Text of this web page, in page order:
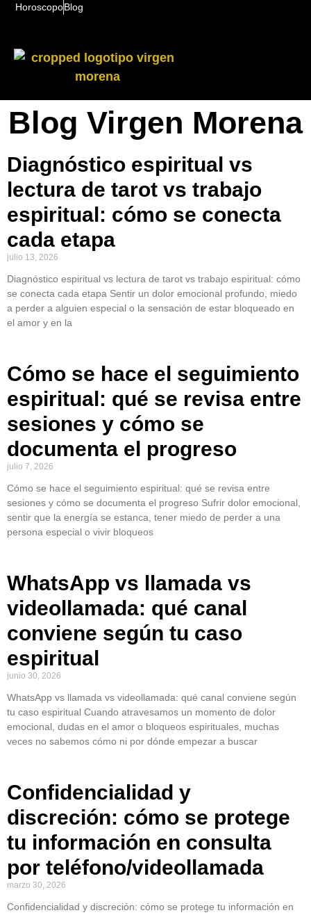
HoroscopoBlog
Blog Virgen Morena
Diagnóstico espiritual vs
lectura de tarot vs trabajo
espiritual: cómo se conecta
cada etapa
julio 13, 2026
Diagnóstico espiritual vs lectura de tarot vs trabajo espiritual: cómo
se conecta cada etapa Sentir un dolor emocional profundo, miedo
a perder a alguien especial o la sensación de estar bloqueado en
el amor y en la
Cómo se hace el seguimiento
espiritual: qué se revisa entre
sesiones y cómo se
documenta el progreso
julio 7, 2026
Cómo se hace el seguimiento espiritual: qué se revisa entre
sesiones y cómo se documenta el progreso Sufrir dolor emocional,
sentir que la energía se estanca, tener miedo de perder a una
persona especial o vivir bloqueos
WhatsApp vs llamada vs
videollamada: qué canal
conviene según tu caso
espiritual
junio 30, 2026
WhatsApp vs llamada vs videollamada: qué canal conviene según
tu caso espiritual Cuando atravesamos un momento de dolor
emocional, dudas en el amor o bloqueos espirituales, muchas
veces no sabemos cómo ni por dónde empezar a buscar
Confidencialidad y
discreción: cómo se protege
tu información en consulta
por teléfono/videollamada
marzo 30, 2026
Confidencialidad y discreción: cómo se protege tu información en